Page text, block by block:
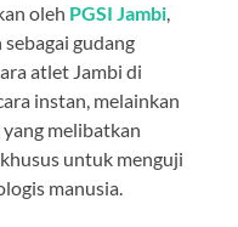
oleh PGSI Jambi
gudang
atlet Jambi di
instan, melainkan
melibatkan
untuk menguji
manusia.